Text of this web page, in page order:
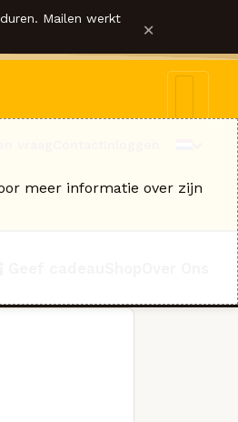
Mailen werkt ×
meer informatie over zijn